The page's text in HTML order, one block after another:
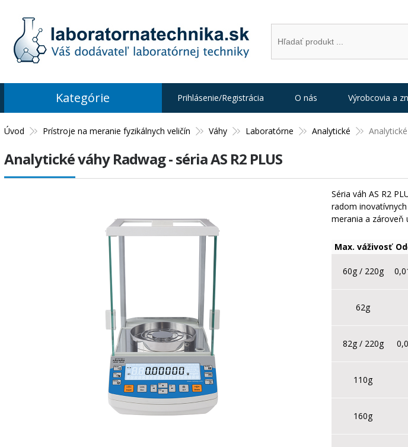
Úvod Prístroje na meranie fyzikálnych veličín Váhy Laboratórne Analytické
Analytické váhy Radwag - séria AS R2 PLUS
Séria váh AS R2
radom
merania a zároveň
Max. váživosť
60g / 220g
62g
82g / 220g
110g
160g
Kategórie Prihlásenie/Registrácia O nás Výrobcovia a